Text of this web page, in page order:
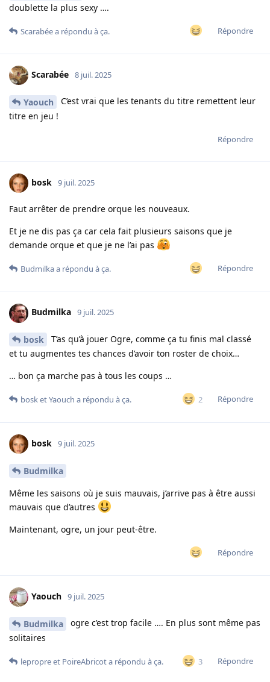
doublette la plus sexy ….
Répondre
Scarabéea répondu à ça.
Scarabée 8 juil. 2025
Yaouch
C’est vrai que les tenants du titre remettent leur
titre en jeu !
Répondre
bosk 9 juil. 2025
Faut arrêter de prendre orque les nouveaux.
Et je ne dis pas ça car cela fait plusieurs saisons que je
demande orque et que je ne l’ai pas
Répondre
Budmilkaa répondu à ça.
Budmilka 9 juil. 2025
bosk
T’as qu’à jouer Ogre, comme ça tu finis mal classé
et tu augmentes tes chances d’avoir ton roster de choix…
… bon ça marche pas à tous les coups …
2 Répondre
bosketYaouch a répondu à ça.
bosk 9 juil. 2025
Budmilka
Même les saisons où je suis mauvais, j’arrive pas à être aussi
mauvais que d’autres
Maintenant, ogre, un jour peut-être.
Répondre
Yaouch 9 juil. 2025
Budmilka
ogre c’est trop facile …. En plus sont même pas
solitaires
3 Répondre
lepropreet PoireAbricota répondu à ça.